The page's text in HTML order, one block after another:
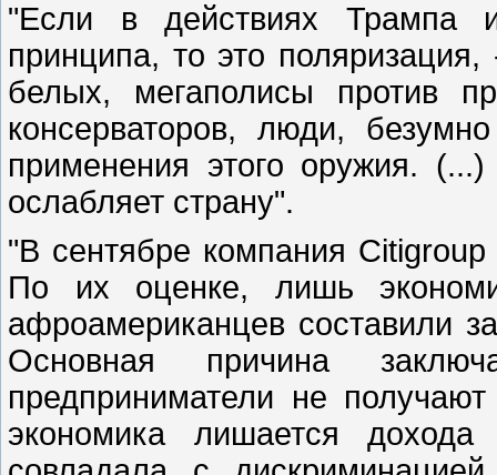
"Если в действиях Трампа
принципа, то это
белых, мегаполисы против
консерваторов, люди,
применения этого оружия.
ослабляет страну".
"В сентябре компания
По их оценке, лишь
афроамериканцев составили
Основная причина
предприниматели не
экономика лишается